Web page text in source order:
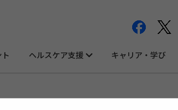
ヘルスケア支援 キャリア・学び